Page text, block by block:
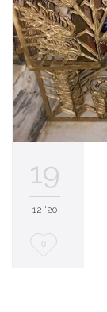
t
a
19
12 '20
M
0